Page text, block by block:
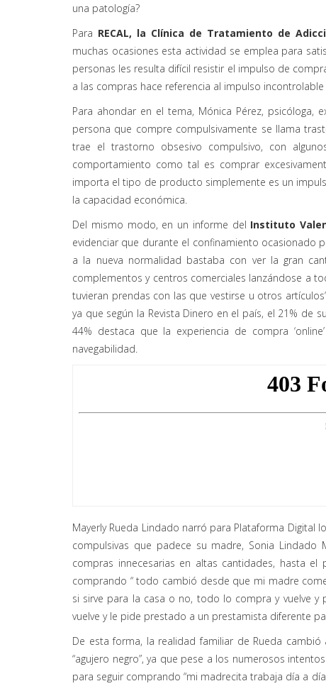
una patología?
Para RECAL, la Clínica de Tratamiento de
muchas ocasiones esta actividad se emplea para
personas les resulta difícil resistir el impulso de
a las compras hace referencia al impulso
Para ahondar en el tema, Mónica Pérez, psicóloga,
persona que compre compulsivamente se llama
trae el trastorno obsesivo compulsivo, con
comportamiento como tal es comprar
importa el tipo de producto simplemente es un
la capacidad económica.
Del mismo modo, en un informe del Instituto
evidenciar que durante el confinamiento ocasionado
a la nueva normalidad bastaba con ver la gran
complementos y centros comerciales lanzándose a
tuvieran prendas con las que vestirse u otros
ya que según la Revista Dinero en el país, el 21% de
44% destaca que la experiencia de compra
navegabilidad.
Mayerly Rueda Lindado narró para Plataforma
compulsivas que padece su madre, Sonia
compras innecesarias en altas cantidades, hasta
comprando “ todo cambió desde que mi madre
si sirve para la casa o no, todo lo compra y vuelve
vuelve y le pide prestado a un prestamista diferente
De esta forma, la realidad familiar de Rueda
“agujero negro”, ya que pese a los numerosos
para seguir comprando “mi madrecita trabaja día a